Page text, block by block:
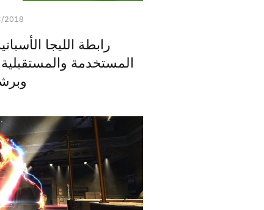
2018
رابطة الليجا
المستخدمة